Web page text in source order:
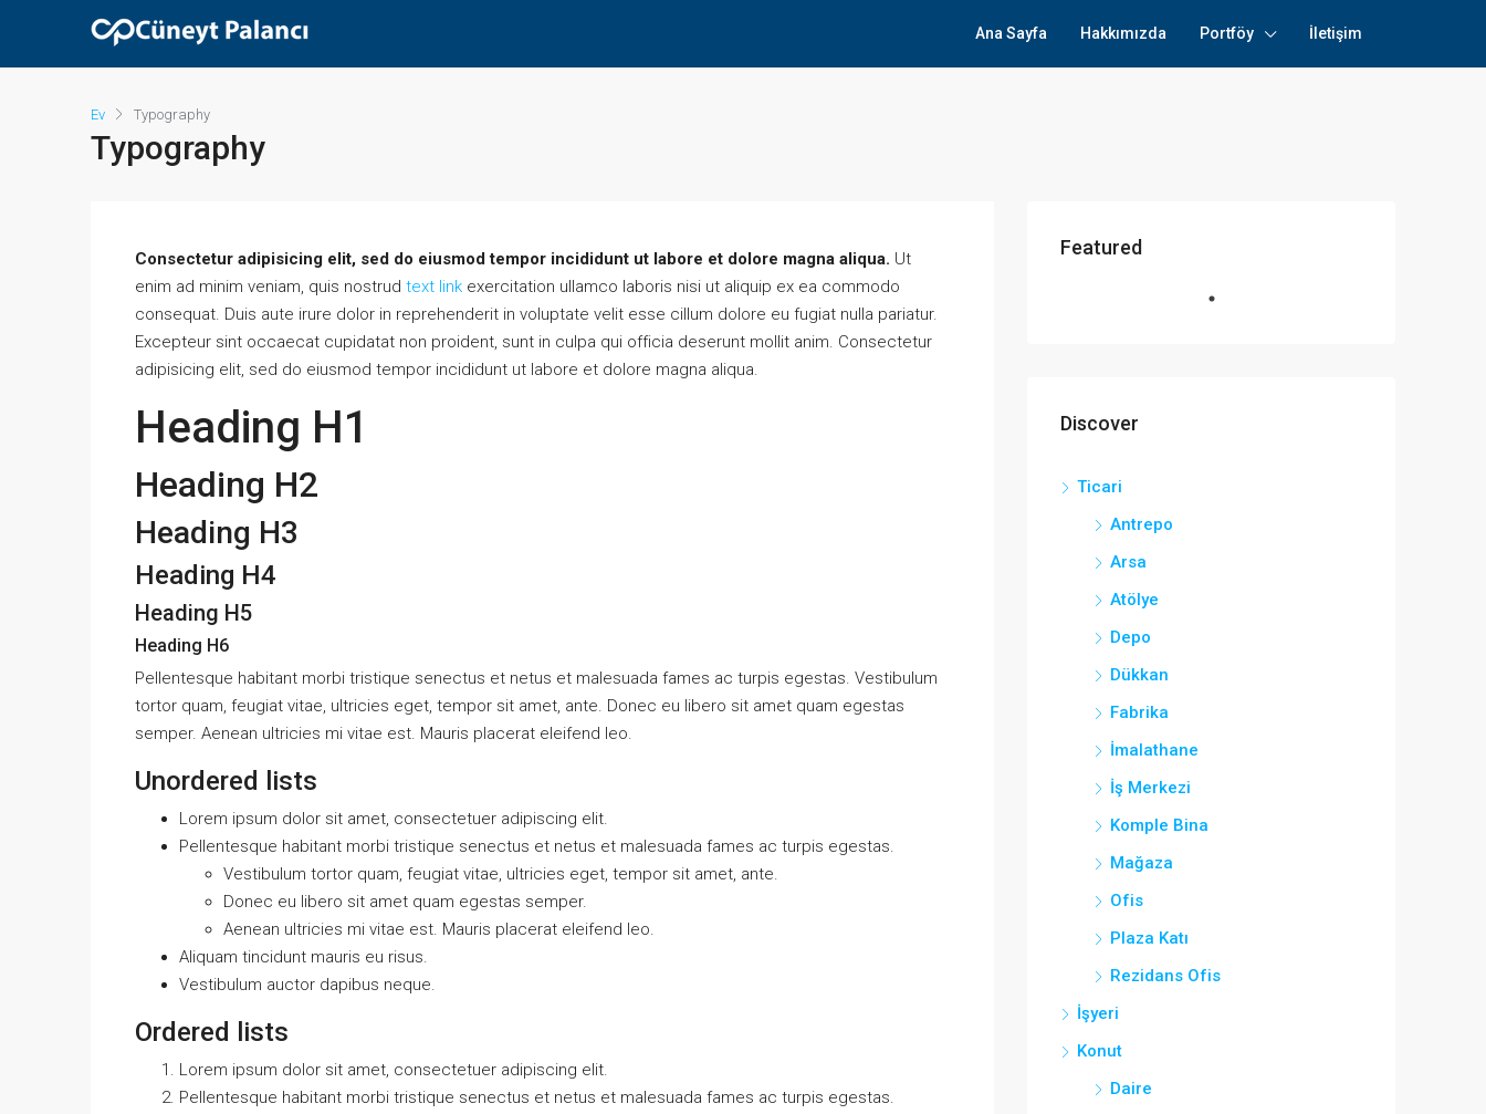
Ana Sayfa Hakkımızda Portföy İletişim
Ev Typography
Typography
Consectetur adipisicing elit, sed do eiusmod tempor incididunt ut labore et dolore magna aliqua. Ut
enim ad minim veniam, quis nostrud text link exercitation ullamco laboris nisi ut aliquip ex ea commodo
consequat. Duis aute irure dolor in reprehenderit in voluptate velit esse cillum dolore eu fugiat nulla pariatur.
Excepteur sint occaecat cupidatat non proident, sunt in culpa qui officia deserunt mollit anim. Consectetur
adipisicing elit, sed do eiusmod tempor incididunt ut labore et dolore magna aliqua.
Heading H1
Heading H2
Heading H3
Heading H4
Heading H5
Heading H6
Pellentesque habitant morbi tristique senectus et netus et malesuada fames ac turpis egestas. Vestibulum
tortor quam, feugiat vitae, ultricies eget, tempor sit amet, ante. Donec eu libero sit amet quam egestas
semper. Aenean ultricies mi vitae est. Mauris placerat eleifend leo.
Unordered lists
Lorem ipsum dolor sit amet, consectetuer adipiscing elit.
Pellentesque habitant morbi tristique senectus et netus et malesuada fames ac turpis egestas.
Vestibulum tortor quam, feugiat vitae, ultricies eget, tempor sit amet, ante.
Donec eu libero sit amet quam egestas semper.
Aenean ultricies mi vitae est. Mauris placerat eleifend leo.
Aliquam tincidunt mauris eu risus.
Vestibulum auctor dapibus neque.
Ordered lists
Lorem ipsum dolor sit amet, consectetuer adipiscing elit.
Pellentesque habitant morbi tristique senectus et netus et malesuada fames ac turpis egestas.
Featured
Discover
Ticari
Antrepo
Arsa
Atölye
Depo
Dükkan
Fabrika
İmalathane
İş Merkezi
Komple Bina
Mağaza
Ofis
Plaza Katı
Rezidans Ofis
İşyeri
Konut
Daire